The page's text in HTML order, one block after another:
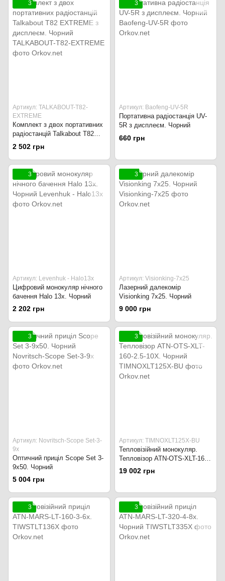
3
Артикул: TALKABOUT-T82-
EXTREME
Комплект з двох портативних
радіостанцій Talkabout T82
EXTREME з дисплеєм.
2 502 грн
3
Артикул: Baofeng-UV-5R
Портативна радіостанція UV-
5R з дисплеєм. Чорний
660 грн
3
Артикул: Levenhuk - Halo13x
Цифровий монокуляр нічного
бачення Halo 13x. Чорний
2 202 грн
3
Артикул: Visionking-7x25
Лазерний далекомір
Visionking 7x25. Чорний
9 000 грн
3
Артикул: Novritsch-Scope Set-3-
9x
Оптичний приціл Scope Set 3-
9x50. Чорний
5 004 грн
3
Артикул: TIMNOXLT125X-BU
Тепловізійний монокуляр.
Тепловізор ATN-OTS-XLT-160-
2.5-10X. Чорний
19 002 грн
3 3